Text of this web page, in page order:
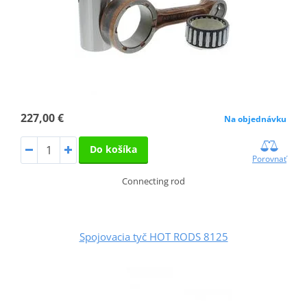
227,00 € Na objednávku
Do košíka
Porovnať
Connecting rod
Spojovacia tyč HOT RODS 8125